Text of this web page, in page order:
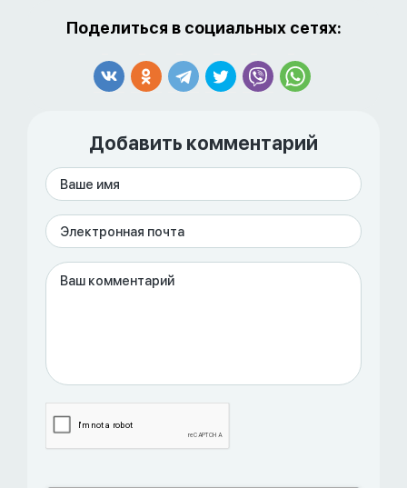
Поделиться в социальных сетях:
Добавить комментарий